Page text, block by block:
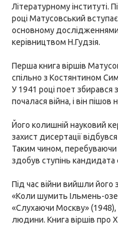
Літературному інституті.
році Матусовський
основному дослідженнями
керівництвом Н.Гудзія.
Перша книга віршів
спільно з Костянтином
У 1941 році поет збирався
почалася війна, і він пішов
Його колишній науковий
захист дисертації
Таким чином,
здобув ступінь кандидата
Під час війни вийшли його
«Коли шумить Ільмень-
«Слухаючи Москву» (1948),
людини. Книга віршів про